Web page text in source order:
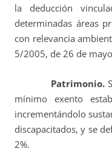
la deducción
determinadas áreas
con relevancia
5/2005, de 26 de
Patrimonio.
mínimo exento
incrementándolo
discapacitados, y se
2%.